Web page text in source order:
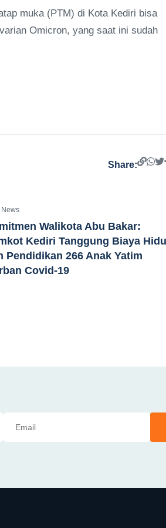
muka (PTM) di Kota Kediri bisa
Omicron, yang saat ini sudah
Share:
News
Walikota Abu Bakar:
Kediri Tanggung Biaya
Pendidikan 266 Anak Yatim
Covid-19